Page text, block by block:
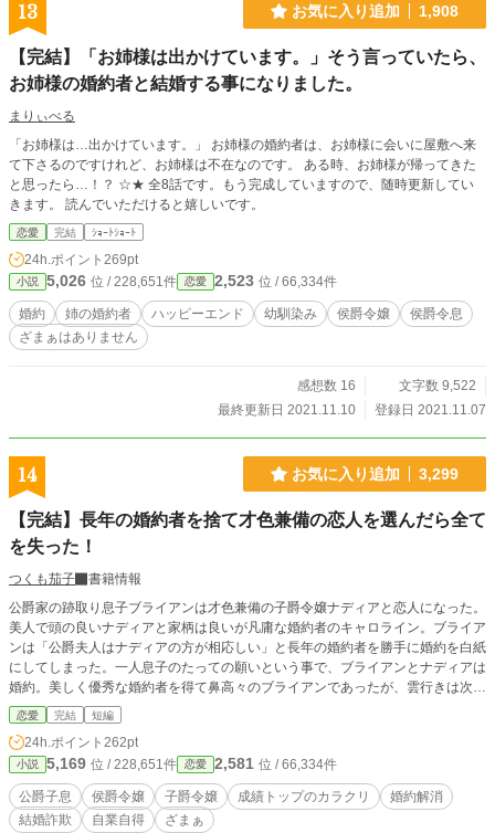
13 お気に入り追加 1,908
【完結】「お姉様は出かけています。」そう言っていたら、
お姉様の婚約者と結婚する事になりました。
まりぃべる
「お姉様は…出かけています。」 お姉様の婚約者は、お姉様に会いに屋敷へ来
て下さるのですけれど、お姉様は不在なのです。 ある時、お姉様が帰ってきた
と思ったら…！？ ☆★ 全8話です。もう完成していますので、随時更新してい
きます。 読んでいただけると嬉しいです。
恋愛 完結 ｼｮｰﾄｼｮｰﾄ
24h.ポイント 269pt
小説 5,026 位 / 228,651件 恋愛 2,523 位 / 66,334件
婚約 姉の婚約者 ハッピーエンド 幼馴染み 侯爵令嬢
侯爵令息
ざまぁはありません
感想数 16
文字数 9,522
最終更新日 2021.11.10
登録日 2021.11.07
14 お気に入り追加 3,299
【完結】長年の婚約者を捨て才色兼備の恋人を選んだら全て
を失った！
つくも茄子
書籍情報
公爵家の跡取り息子ブライアンは才色兼備の子爵令嬢ナディアと恋人になった。
美人で頭の良いナディアと家柄は良いが凡庸な婚約者のキャロライン。ブライア
ンは「公爵夫人はナディアの方が相応しい」と長年の婚約者を勝手に婚約を白紙
にしてしまった。一人息子のたっての願いという事で、ブライアンとナディアは
婚約。美しく優秀な婚約者を得て鼻高々のブライアンであったが、雲行きは次第
恋愛 完結 短編
24h.ポイント 262pt
小説 5,169 位 / 228,651件 恋愛 2,581 位 / 66,334件
公爵子息 侯爵令嬢 子爵令嬢 成績トップのカラクリ
婚約解消
結婚詐欺
自業自得 ざまぁ